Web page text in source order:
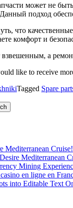
может не
подход
что
комфорт и
взвешенным, а
like to receive
Tagged Spare
Mediterranean Cruise!
Mediterranean
Mining
en ligne en
into Editable Text